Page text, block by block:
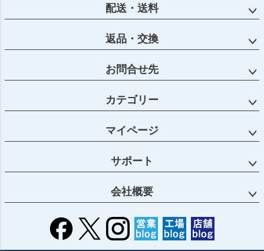
配送・送料
返品・交換
お問合せ先
カテゴリー
マイページ
サポート
会社概要